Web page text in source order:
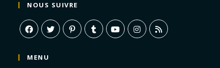
NOUS SUIVRE
MENU